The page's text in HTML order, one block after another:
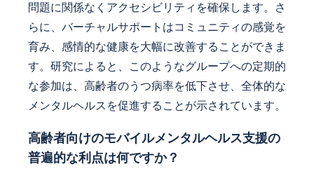
問題に関係なくアクセシビリティを確保します。さ
らに、バーチャルサポートはコミュニティの感覚を
育み、感情的な健康を大幅に改善することができま
す。研究によると、このようなグループへの定期的
な参加は、高齢者のうつ病率を低下させ、全体的な
メンタルヘルスを促進することが示されています。
高齢者向けのモバイルメンタルヘルス支援の
普遍的な利点は何ですか？